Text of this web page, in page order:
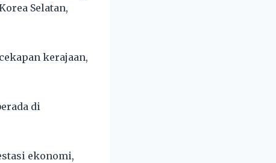
Selatan,
kerajaan,
di
ekonomi,